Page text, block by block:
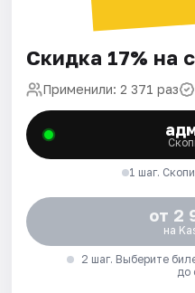
Скидка 17% на
Применили: 2 371 раз
1 шаг.
от 2
на
2 шаг. Выберите
до